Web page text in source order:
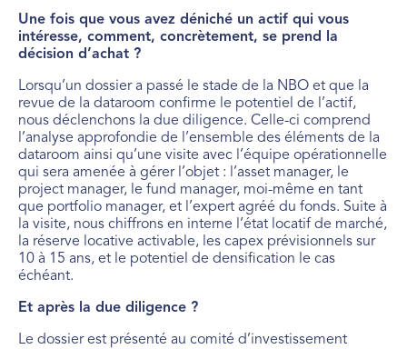
Une fois que vous avez déniché un actif qui vous
intéresse, comment, concrètement, se prend la
décision d’achat ?
Lorsqu’un dossier a passé le stade de la NBO et que la
revue de la dataroom confirme le potentiel de l’actif,
nous déclenchons la due diligence. Celle-ci comprend
l’analyse approfondie de l’ensemble des éléments de la
dataroom ainsi qu’une visite avec l’équipe opérationnelle
qui sera amenée à gérer l’objet : l’asset manager, le
project manager, le fund manager, moi-même en tant
que portfolio manager, et l’expert agréé du fonds. Suite à
la visite, nous chiffrons en interne l’état locatif de marché,
la réserve locative activable, les capex prévisionnels sur
10 à 15 ans, et le potentiel de densification le cas
échéant.
Et après la due diligence ?
Le dossier est présenté au comité d’investissement